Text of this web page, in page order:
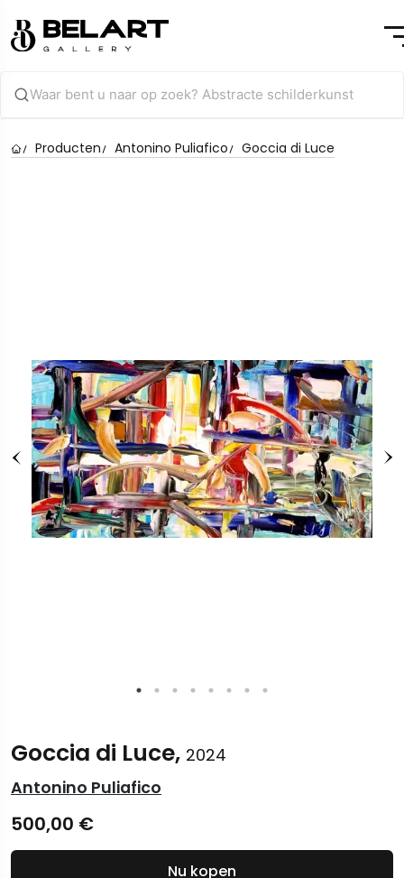
Producten Antonino Puliafico Goccia di Luce
Goccia di Luce, 2024
Antonino Puliafico
500,00 €
Nu kopen